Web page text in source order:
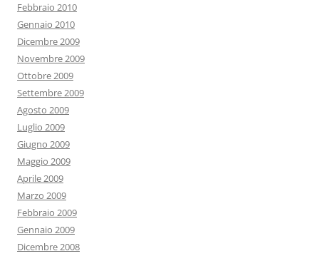
Febbraio 2010
Gennaio 2010
Dicembre 2009
Novembre 2009
Ottobre 2009
Settembre 2009
Agosto 2009
Luglio 2009
Giugno 2009
Maggio 2009
Aprile 2009
Marzo 2009
Febbraio 2009
Gennaio 2009
Dicembre 2008